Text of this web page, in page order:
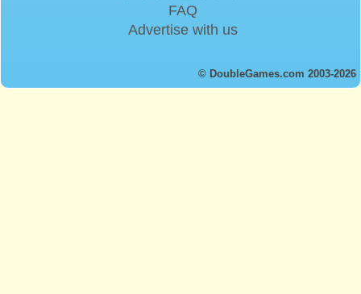
FAQ
Advertise with us
© DoubleGames.com 2003-2026